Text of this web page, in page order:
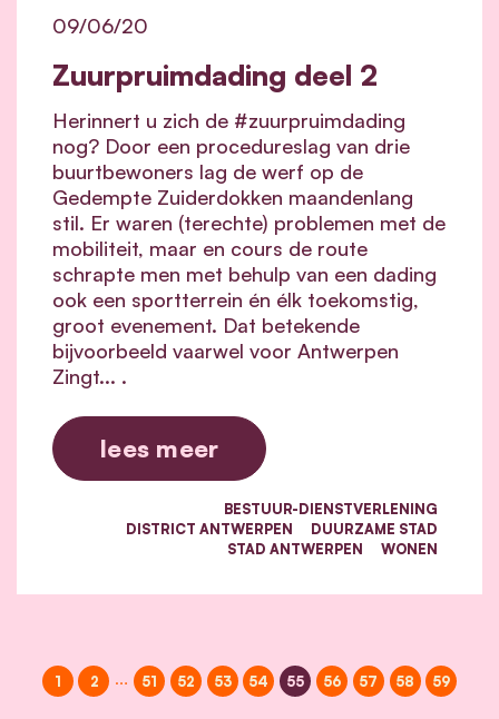
Zuurpruimdading deel 2
09/06/20
Herinnert u zich de #zuurpruimdading
nog? Door een procedureslag van drie
buurtbewoners lag de werf op de
Gedempte Zuiderdokken maandenlang
stil. Er waren (terechte) problemen met de
mobiliteit, maar en cours de route
schrapte men met behulp van een dading
ook een sportterrein én élk toekomstig,
groot evenement. Dat betekende
bijvoorbeeld vaarwel voor Antwerpen
Zingt... .
lees meer
BESTUUR-DIENSTVERLENING
DISTRICT ANTWERPEN
DUURZAME STAD
STAD ANTWERPEN
WONEN
1 2 … 51 52 53 54 55 56 57 58 59